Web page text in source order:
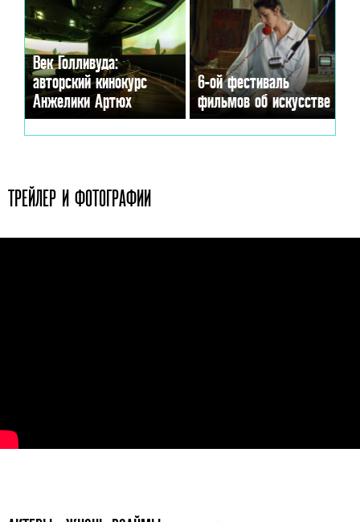
Век Голливуда:
авторский кинокурс
Анжелики Артюх
6-ой фестиваль
фильмов об искусстве
ТРЕЙЛЕР И ФОТОГРАФИИ